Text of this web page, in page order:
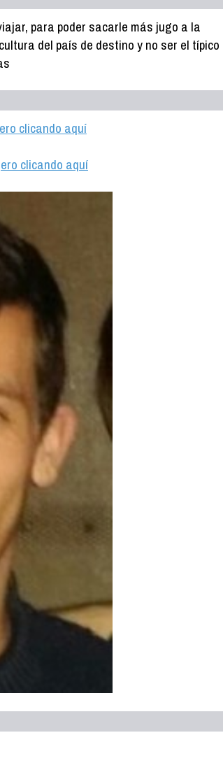
para poder sacarle más jugo a la
del país de destino y no ser el típico
clicando aquí
clicando aquí